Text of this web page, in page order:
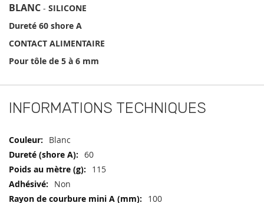
BLANC - SILICONE
Dureté 60 shore A
CONTACT ALIMENTAIRE
Pour tôle de 5 à 6 mm
INFORMATIONS TECHNIQUES
Informations
techniques
Blanc
60
115
Non
100